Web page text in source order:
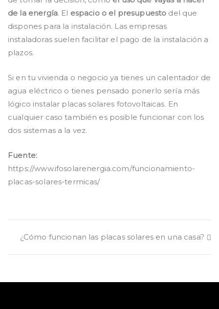
de la energía. El espacio o el presupuesto del que
dispones para la instalación. Las empresas
instaladoras suelen facilitar el pago de la instalación a
plazos.
Si en tu vivienda o negocio ya tienes un calentador de
agua eléctrico o tienes pensado ponerlo sería más
lógico instalar placas solares fotovoltaicas. En
cualquier caso también es posible funcionar con los
dos sistemas a la vez.
Fuente:
https://www.ifosolarenergia.com/funcionamiento-
placas-solares-termicas/
Navegación
de
entradas
¿Cómo funcionan las placas solares en una casa?